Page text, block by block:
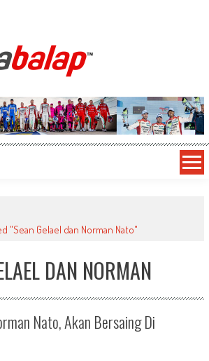
| Informasi Balap
Terupdate
SERI ASIA LMP2 F1 dll
"Sean Gelael dan Norman Nato"
DAN NORMAN
Nato, Akan Bersaing Di